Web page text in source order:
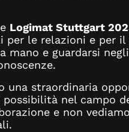
Logimat Stuttgart
le relazioni e per il
e guardarsi
una straordinaria
nel campo
e non